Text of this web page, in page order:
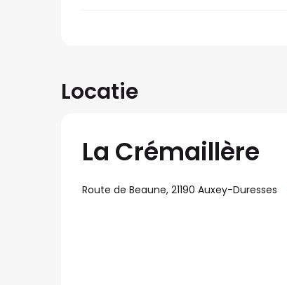
Locatie
La Crémaillère
Route de Beaune, 21190 Auxey-Duresses